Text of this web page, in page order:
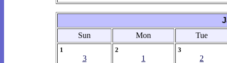
Sun
Mon Tue
1
3
2
1
3
2